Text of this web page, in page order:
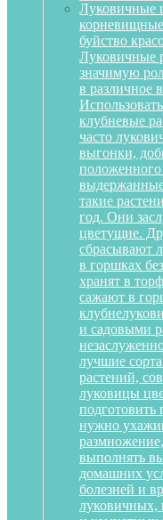
Луковичные
буйство
Луковичные
значимую
в различное
клубневые
часто
выгонки,
такие
год. Они
цветущие.
сбрасывают
в горшках
хранят в
сажают в
и садовыми
лучшие
растений,
луковицы
подготовить
нужно
выполнять
домашних
болезней и
луковичных,